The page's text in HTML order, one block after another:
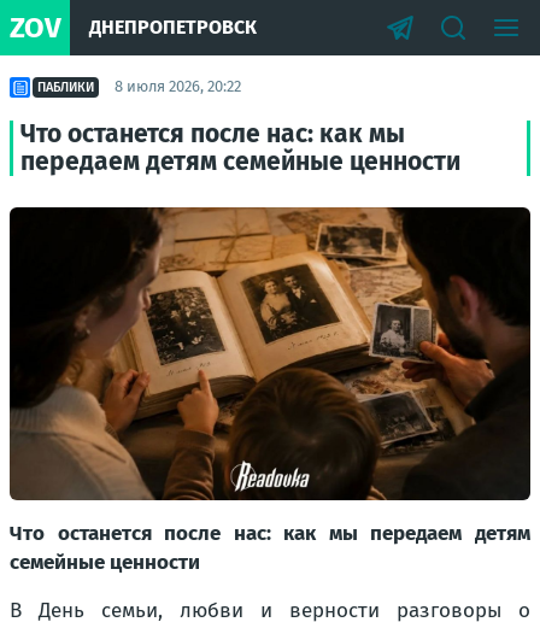
ZOV ДНЕПРОПЕТРОВСК
ПАБЛИКИ 8 июля 2026, 20:22
Что останется после нас: как мы
передаем детям семейные ценности
Что останется после нас: как мы передаем детям
семейные ценности
В День семьи, любви и верности разговоры о